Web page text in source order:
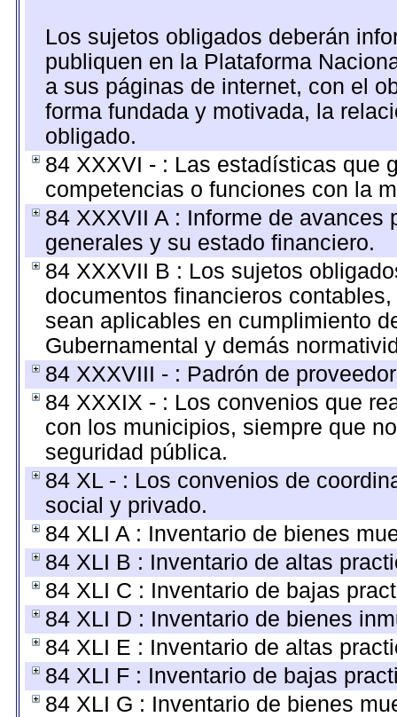
Los sujetos obligados deberán
publiquen en la Plataforma
a sus páginas de internet, con el
forma fundada y motivada, la
obligado.
84 XXXVI - : Las estadísticas que
competencias o funciones con la
84 XXXVII A : Informe de
generales y su estado financiero.
84 XXXVII B : Los sujetos
documentos financieros
sean aplicables en cumplimiento
Gubernamental y demás
84 XXXVIII - : Padrón de
84 XXXIX - : Los convenios que
con los municipios, siempre que
seguridad pública.
84 XL - : Los convenios de
social y privado.
84 XLI A : Inventario de bienes
84 XLI B : Inventario de altas
84 XLI C : Inventario de bajas
84 XLI D : Inventario de bienes
84 XLI E : Inventario de altas
84 XLI F : Inventario de bajas
84 XLI G : Inventario de bienes